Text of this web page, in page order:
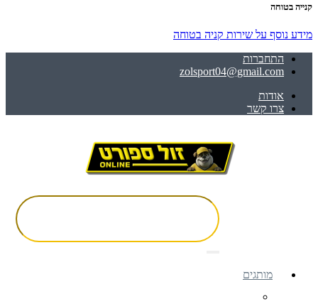
קנייה בטוחה
מידע נוסף על שירות קניה בטוחה
התחברות
zolsport04@gmail.com
אודות
צרו קשר
מותגים